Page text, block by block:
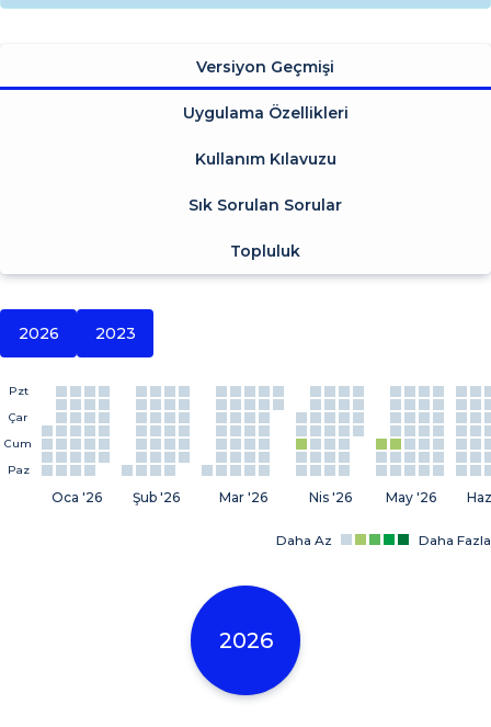
Versiyon Geçmişi
Uygulama Özellikleri
Kullanım Kılavuzu
Sık Sorulan Sorular
Topluluk
2026 2023
Pzt
Çar
Cum
Paz
Oca '26 Şub '26 Mar '26 Nis '26 May '26
Daha Az Daha Fazla
2026